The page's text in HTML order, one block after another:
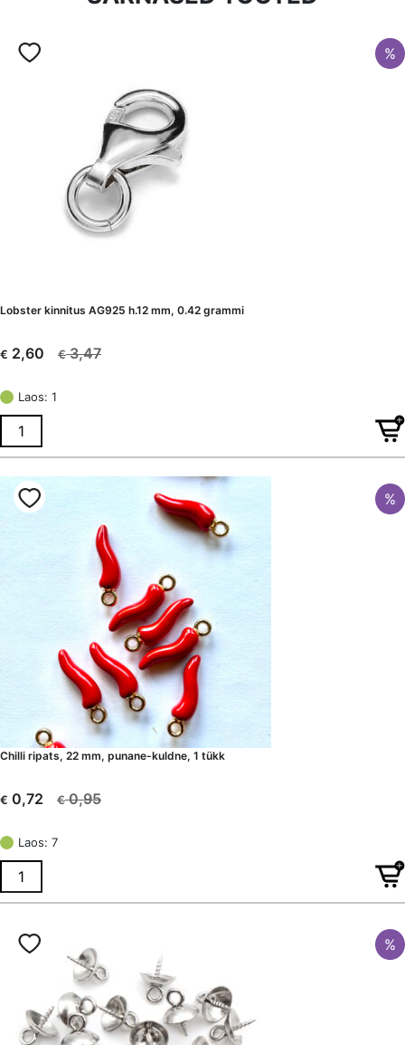
%
Lobster kinnitus AG925 h.12 mm, 0.42 grammi
€3,47
Algne
oli:
€ 3,47.
€ 2,60
Current
is:
€ 2,60.
Laos: 1
%
Chilli ripats, 22 mm, punane-kuldne, 1 tükk
€0,95
Algne
oli:
€ 0,95.
€ 0,72
Current
is:
€ 0,72.
Laos: 7
%